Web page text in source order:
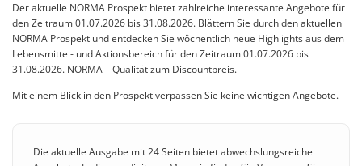
Der aktuelle NORMA Prospekt bietet zahlreiche interessante Angebote für
den Zeitraum 01.07.2026 bis 31.08.2026. Blättern Sie durch den aktuellen
NORMA Prospekt und entdecken Sie wöchentlich neue Highlights aus dem
Lebensmittel- und Aktionsbereich für den Zeitraum 01.07.2026 bis
31.08.2026. NORMA – Qualität zum Discountpreis.
Mit einem Blick in den Prospekt verpassen Sie keine wichtigen Angebote.
Die aktuelle Ausgabe mit 24 Seiten bietet abwechslungsreiche